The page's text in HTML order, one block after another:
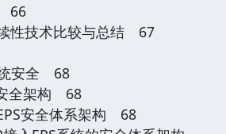
66
性技术比较与总结 67
安全 68
全架构 68
安全体系架构 68